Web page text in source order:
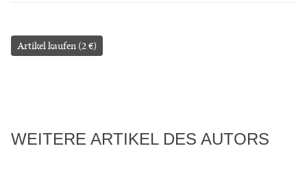
Artikel kaufen (2 €)
WEITERE ARTIKEL DES AUTORS